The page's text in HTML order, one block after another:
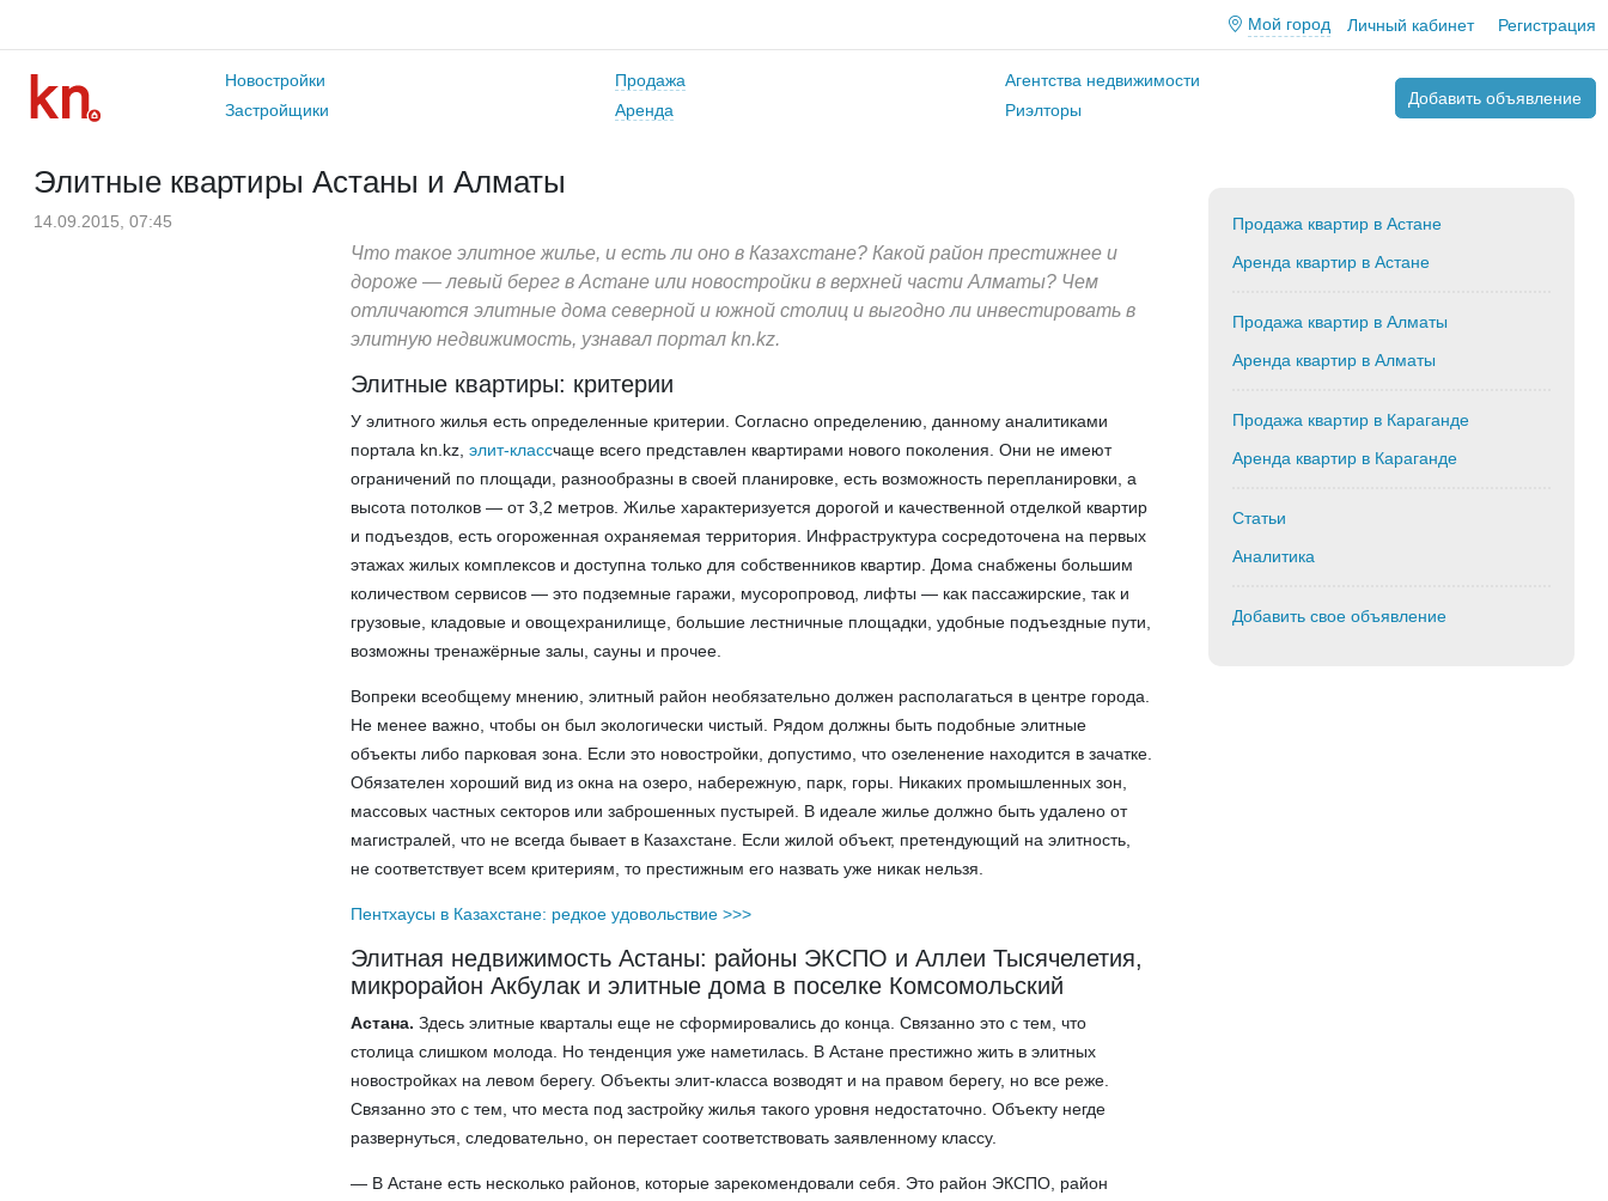
Мой город Личный кабинет Регистрация
Новостройки
Застройщики
Продажа
Аренда
Агентства недвижимости
Риэлторы
Добавить объявление
Элитные квартиры Астаны и Алматы
14.09.2015, 07:45
Что такое элитное жилье, и есть ли оно в Казахстане? Какой район престижнее и
дороже — левый берег в Астане или новостройки в верхней части Алматы? Чем
отличаются элитные дома северной и южной столиц и выгодно ли инвестировать в
элитную недвижимость, узнавал портал kn.kz.
Элитные квартиры: критерии
У элитного жилья есть определенные критерии. Согласно определению, данному аналитиками
портала kn.kz,элит-классчаще всего представлен квартирами нового поколения. Они не имеют
ограничений по площади, разнообразны в своей планировке, есть возможность перепланировки, а
высота потолков — от 3,2 метров. Жилье характеризуется дорогой и качественной отделкой квартир
и подъездов, есть огороженная охраняемая территория. Инфраструктура сосредоточена на первых
этажах жилых комплексов и доступна только для собственников квартир. Дома снабжены большим
количеством сервисов — это подземные гаражи, мусоропровод, лифты — как пассажирские, так и
грузовые, кладовые и овощехранилище, большие лестничные площадки, удобные подъездные пути,
возможны тренажёрные залы, сауны и прочее.
Вопреки всеобщему мнению, элитный район необязательно должен располагаться в центре города.
Не менее важно, чтобы он был экологически чистый. Рядом должны быть подобные элитные
объекты либо парковая зона. Если это новостройки, допустимо, что озеленение находится в зачатке.
Обязателен хороший вид из окна на озеро, набережную, парк, горы. Никаких промышленных зон,
массовых частных секторов или заброшенных пустырей. В идеале жилье должно быть удалено от
магистралей, что не всегда бывает в Казахстане. Если жилой объект, претендующий на элитность,
не соответствует всем критериям, то престижным его назвать уже никак нельзя.
Пентхаусы в Казахстане: редкое удовольствие >>>
Элитная недвижимость Астаны: районы ЭКСПО и Аллеи Тысячелетия,
микрорайон Акбулак и элитные дома в поселке Комсомольский
Астана. Здесь элитные кварталы еще не сформировались до конца. Связанно это с тем, что
столица слишком молода. Но тенденция уже наметилась. В Астане престижно жить в элитных
новостройках на левом берегу. Объекты элит-класса возводят и на правом берегу, но все реже.
Связанно это с тем, что места под застройку жилья такого уровня недостаточно. Объекту негде
развернуться, следовательно, он перестает соответствовать заявленному классу.
— В Астане есть несколько районов, которые зарекомендовали себя. Это район ЭКСПО, район
Продажа квартир в Астане
Аренда квартир в Астане
Продажа квартир в Алматы
Аренда квартир в Алматы
Продажа квартир в Караганде
Аренда квартир в Караганде
Статьи
Аналитика
Добавить свое объявление